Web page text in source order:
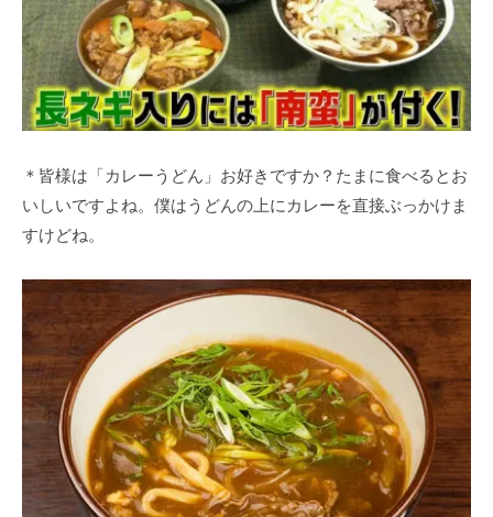
＊皆様は「カレーうどん」お好きですか？たまに食べるとお
いしいですよね。僕はうどんの上にカレーを直接ぶっかけま
すけどね。